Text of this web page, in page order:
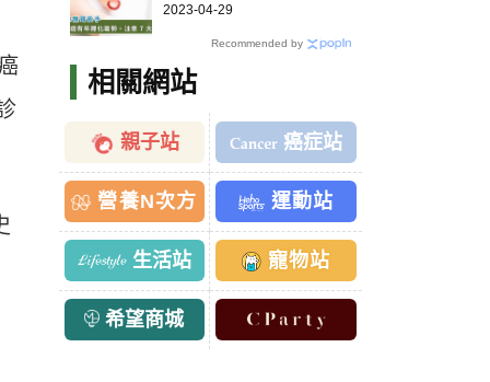
大危險因子」就該當心
2023-04-29
Recommended by
相關網站
親子站 癌症站
營養N次方 運動站
生活站 寵物站
希望商城